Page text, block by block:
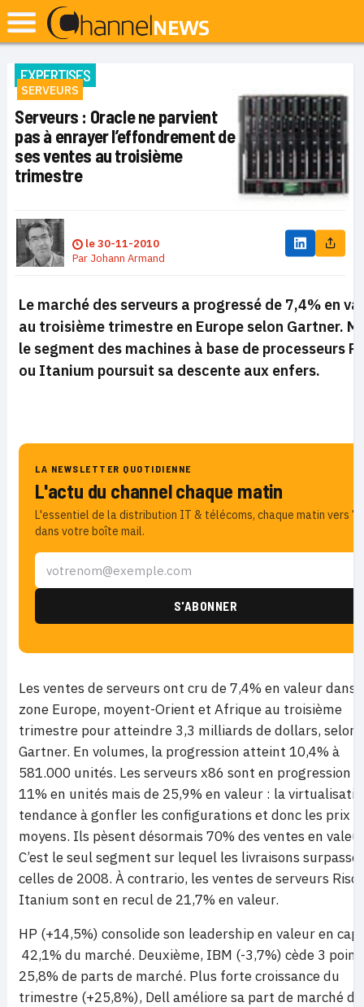
EXPERTISES
SERVEURS
Serveurs : Oracle ne parvient
pas à enrayer l’effondrement de
ses ventes au troisième
trimestre
le30-11-2010
Par Johann Armand
Le marché des serveurs a progressé de 7,4% en
au troisième trimestre en Europe selon Gartner.
le segment des machines à base de processeurs
ou Itanium poursuit sa descente aux enfers.
LA NEWSLETTER QUOTIDIENNE
L'actu du channel chaque matin
L'essentiel de la distribution IT & télécoms, chaque matin vers 7h
dans votre boîte mail.
Les ventes de serveurs ont cru de 7,4% en valeur dans
zone Europe, moyent-Orient et Afrique au troisième
trimestre pour atteindre 3,3 milliards de dollars, selon
Gartner. En volumes, la progression atteint 10,4% à
581.000 unités. Les serveurs x86 sont en progression
11% en unités mais de 25,9% en valeur : la
tendance à gonfler les configurations et donc les prix
moyens. Ils pèsent désormais 70% des ventes en
C’est le seul segment sur lequel les livraisons
celles de 2008. À contrario, les ventes de serveurs Risc
Itanium sont en recul de 21,7% en valeur.
HP (+14,5%) consolide son leadership en valeur en
42,1% du marché. Deuxième, IBM (-3,7%) cède 3
25,8% de parts de marché. Plus forte croissance du
trimestre (+25,8%), Dell améliore sa part de marché